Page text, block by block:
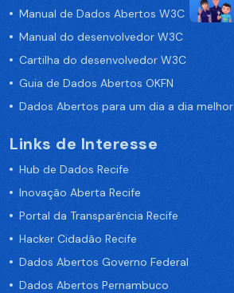
Manual de Dados Abertos W3C
Manual do desenvolvedor W3C
Cartilha do desenvolvedor W3C
Guia de Dados Abertos OKFN
Dados Abertos para um dia a dia melhor
Links de Interesse
Hub de Dados Recife
Inovação Aberta Recife
Portal da Transparência Recife
Hacker Cidadão Recife
Dados Abertos Governo Federal
Dados Abertos Pernambuco